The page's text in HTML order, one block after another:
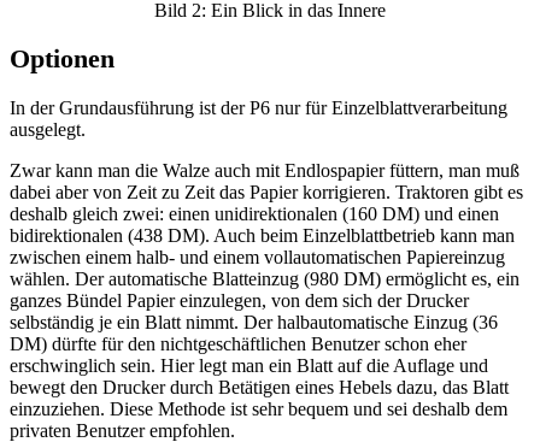
Bild 2: Ein Blick in das Innere
Optionen
In der Grundausführung ist der P6 nur für Einzelblattverarbeitung
ausgelegt.
Zwar kann man die Walze auch mit Endlospapier füttern, man muß
dabei aber von Zeit zu Zeit das Papier korrigieren. Traktoren gibt es
deshalb gleich zwei: einen unidirektionalen (160 DM) und einen
bidirektionalen (438 DM). Auch beim Einzelblattbetrieb kann man
zwischen einem halb- und einem vollautomatischen Papiereinzug
wählen. Der automatische Blatteinzug (980 DM) ermöglicht es, ein
ganzes Bündel Papier einzulegen, von dem sich der Drucker
selbständig je ein Blatt nimmt. Der halbautomatische Einzug (36
DM) dürfte für den nichtgeschäftlichen Benutzer schon eher
erschwinglich sein. Hier legt man ein Blatt auf die Auflage und
bewegt den Drucker durch Betätigen eines Hebels dazu, das Blatt
einzuziehen. Diese Methode ist sehr bequem und sei deshalb dem
privaten Benutzer empfohlen.